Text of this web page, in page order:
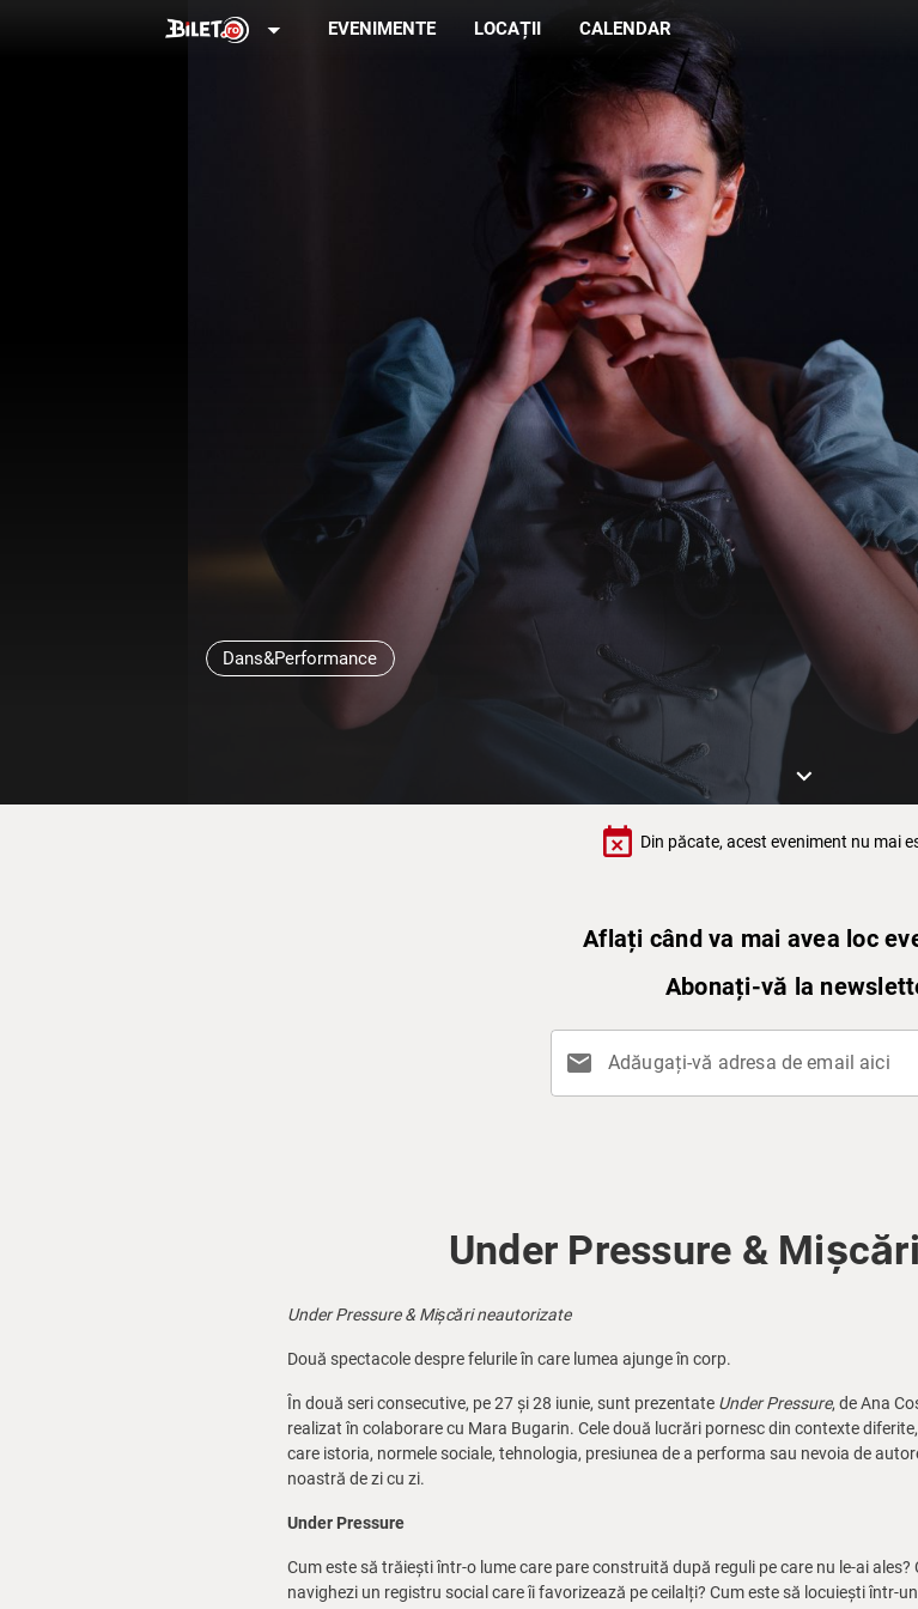
arrow_drop_down EVENIMENTE LOCAȚII CALENDAR
Dans&Performance
keyboard_arrow_down
event_busy Din păcate, acest eveniment nu mai
Aflați când va mai avea loc
Abonați-vă la
mail Adăugați-vă adresa de email aici
Under Pressure &
Under Pressure & Mișcări neautorizate
Două spectacole despre felurile în care lumea ajunge în corp.
În două seri consecutive, pe 27 și 28 iunie, sunt prezentate Under Pressure, de Ana
realizat în colaborare cu Mara Bugarin. Cele două lucrări pornesc din contexte
care istoria, normele sociale, tehnologia, presiunea de a performa sau nevoia de
noastră de zi cu zi.
Under Pressure
Cum este să trăiești într-o lume care pare construită după reguli pe care nu le-ai
navighezi un registru social care îi favorizează pe ceilalți? Cum este să locuiești într-